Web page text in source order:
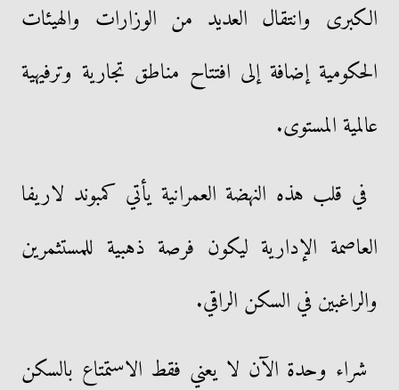
الكبرى وانتقال العديد من الوزارات والهيئات
الحكومية إضافة إلى افتتاح مناطق تجارية وترفيهية
عالمية المستوى.
في قلب هذه النهضة العمرانية يأتي كمبوند لاريفا
العاصمة الإدارية ليكون فرصة ذهبية للمستثمرين
والراغبين في السكن الراقي.
شراء وحدة الآن لا يعني فقط الاستمتاع بالسكن